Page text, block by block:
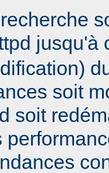
jusqu'à
soit
soit